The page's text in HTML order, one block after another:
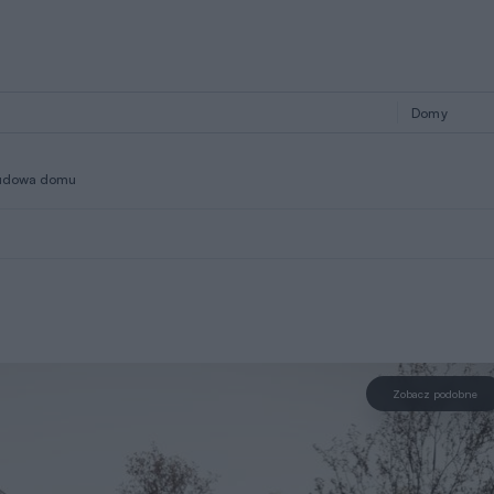
domu
Zobacz podobne